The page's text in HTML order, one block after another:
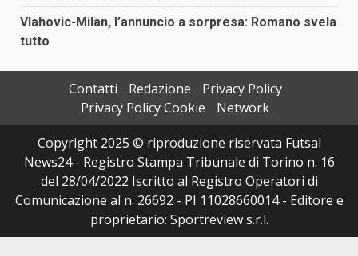
Vlahovic-Milan, l’annuncio a sorpresa: Romano svela
tutto
Contatti Redazione
Privacy Policy
Privacy Policy Cookie
Network
Copyright 2025 © riproduzione riservata Futsal
News24 - Registro Stampa Tribunale di Torino n. 16
del 28/04/2022 Iscritto al Registro Operatori di
Comunicazione al n. 26692 - PI 11028660014 - Editore e
proprietario: Sportreview s.r.l.